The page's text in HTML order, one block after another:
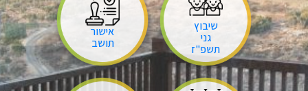
שיבוץ
גני
תשפ"ז
אישור
תושב